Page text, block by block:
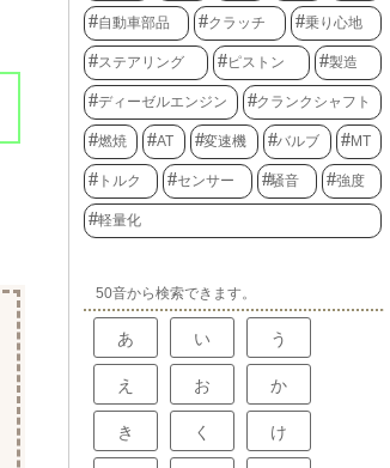
自動車部品 クラッチ 乗り心地
ステアリング ピストン 製造
ディーゼルエンジン クランクシャフト
燃焼 AT 変速機 バルブ MT
トルク センサー 騒音 強度
軽量化
50音から検索できます。
あ い う
え お か
き く け